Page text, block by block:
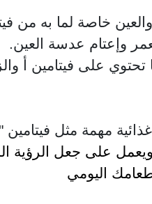
خاصة لما به من
وإعتام عدسة العين.
تحتوي على فيتامين أ
مهمة مثل فيتامين
على جعل الرؤية
اليومي